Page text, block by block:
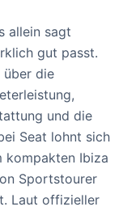
allein sagt
gut passt.
über die
und die
Seat lohnt sich
kompakten Ibiza
Sportstourer
Laut offizieller